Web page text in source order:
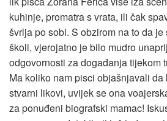
kuhinje, promatra s vrata, ili čak
švrlja po sobi. S obzirom na to da
školi, vjerojatno je bilo mudro
odgovornosti za događanja tijekom
Ma koliko nam pisci objašnjavali
stvarni likovi, uvijek se ona
za ponuđeni biografski mamac!